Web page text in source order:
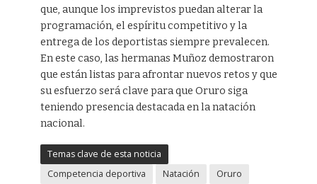
que, aunque los imprevistos puedan alterar la
programación, el espíritu competitivo y la
entrega de los deportistas siempre prevalecen.
En este caso, las hermanas Muñoz demostraron
que están listas para afrontar nuevos retos y que
su esfuerzo será clave para que Oruro siga
teniendo presencia destacada en la natación
nacional.
Temas clave de esta noticia
Competencia deportiva
Natación
Oruro